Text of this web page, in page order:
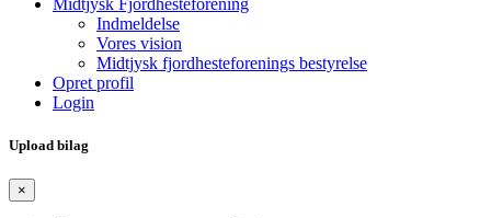
Midtjysk Fjordhesteforening
Indmeldelse
Vores vision
Midtjysk fjordhesteforenings bestyrelse
Opret profil
Login
Upload bilag
×